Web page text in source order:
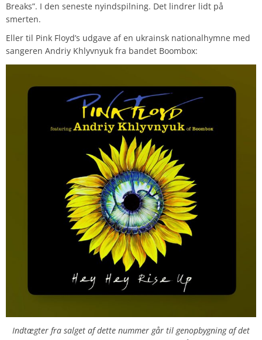
Breaks”. I den seneste nyindspilning. Det lindrer lidt på
smerten.
Eller til Pink Floyd’s udgave af en ukrainsk nationalhymne med
sangeren Andriy Khlyvnyuk fra bandet Boombox:
Indtægter fra salget af dette nummer går til genopbygning af det